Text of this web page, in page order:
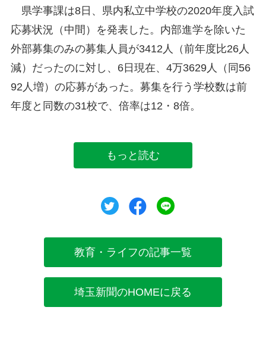
県学事課は8日、県内私立中学校の2020年度入試
応募状況（中間）を発表した。内部進学を除いた
外部募集のみの募集人員が3412人（前年度比26人
減）だったのに対し、6日現在、4万3629人（同56
92人増）の応募があった。募集を行う学校数は前
年度と同数の31校で、倍率は12・8倍。
もっと読む
ツイートシェア
教育・ライフの記事一覧
埼玉新聞のHOMEに戻る